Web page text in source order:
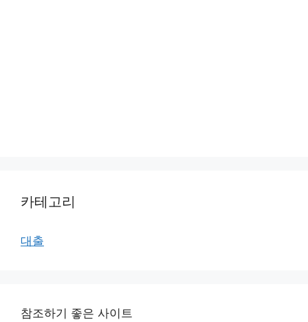
카테고리
대출
참조하기 좋은 사이트